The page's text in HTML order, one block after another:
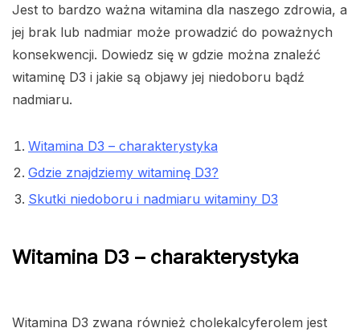
Jest to bardzo ważna witamina dla naszego zdrowia, a
jej brak lub nadmiar może prowadzić do poważnych
konsekwencji. Dowiedz się w gdzie można znaleźć
witaminę D3 i jakie są objawy jej niedoboru bądź
nadmiaru.
Witamina D3 – charakterystyka
Gdzie znajdziemy witaminę D3?
Skutki niedoboru i nadmiaru witaminy D3
Witamina D3 – charakterystyka
Witamina D3 zwana również cholekalcyferolem jest